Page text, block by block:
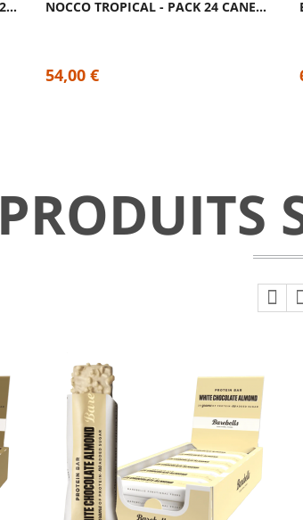
NOCCO FOCUS RAMONADE PACK 24 CANETTES SANS... NOCCO TROPICAL - PACK 24 CANETTES -...
54,00 €
PRODUITS